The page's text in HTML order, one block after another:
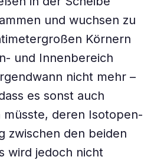
und wuchsen zu
Körnern
und Innenbereich
nicht mehr –
es sonst auch
deren Isotopen-
zwischen den beiden
wird jedoch nicht